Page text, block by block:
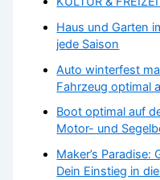
Haus und Garten
jede Saison
Auto winterfest
Fahrzeug optimal
Boot optimal auf
Motor- und
Maker’s
Dein Einstieg in